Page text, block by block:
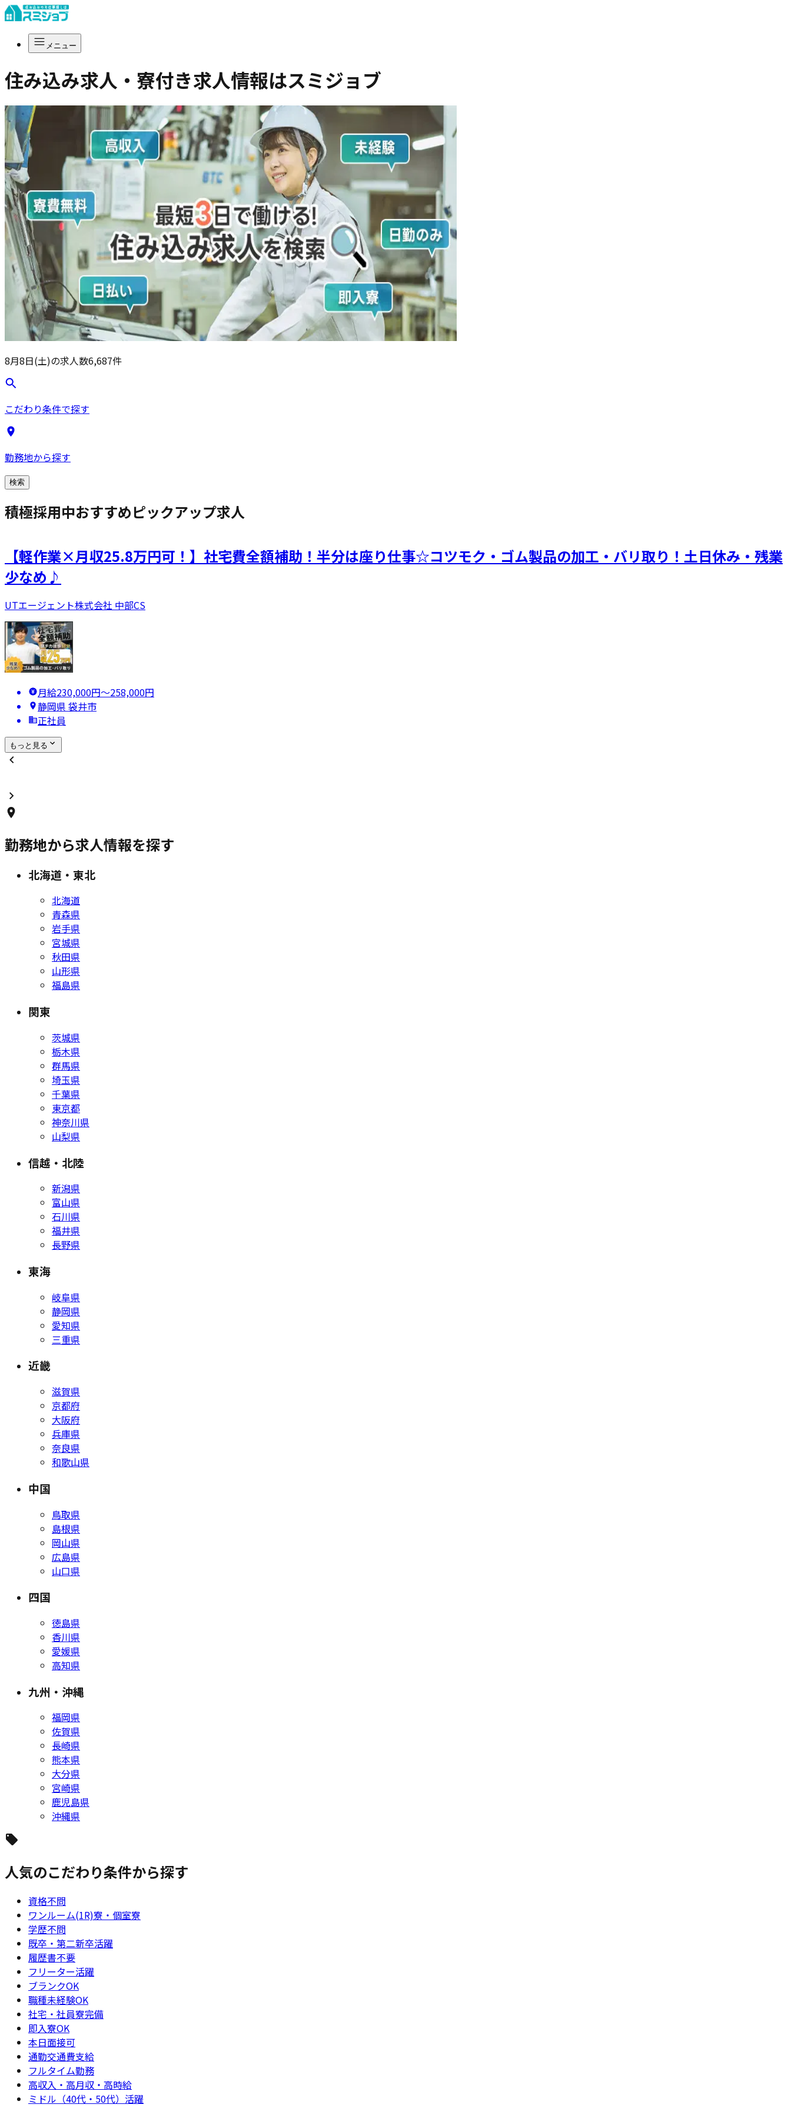
メニュー
住み込み求人・寮付き求人情報はスミジョブ
8月8日(土)の求人数6,687件
こだわり条件で探す
勤務地から探す
検索
積極採用中おすすめピックアップ求人
【軽作業×月収25.8万円可！】社宅費全額補助！半分は座り仕事☆コツモク・ゴム製品の加工・バリ取り！土日休み・残業
少なめ♪
UTエージェント株式会社 中部CS
月給230,000円〜258,000円
静岡県 袋井市
正社員
もっと見る
勤務地から求人情報を探す
北海道・東北
北海道
青森県
岩手県
宮城県
秋田県
山形県
福島県
関東
茨城県
栃木県
群馬県
埼玉県
千葉県
東京都
神奈川県
山梨県
信越・北陸
新潟県
富山県
石川県
福井県
長野県
東海
岐阜県
静岡県
愛知県
三重県
近畿
滋賀県
京都府
大阪府
兵庫県
奈良県
和歌山県
中国
鳥取県
島根県
岡山県
広島県
山口県
四国
徳島県
香川県
愛媛県
高知県
九州・沖縄
福岡県
佐賀県
長崎県
熊本県
大分県
宮崎県
鹿児島県
沖縄県
人気のこだわり条件から探す
資格不問
ワンルーム(1R)寮・個室寮
学歴不問
既卒・第二新卒活躍
履歴書不要
フリーター活躍
ブランクOK
職種未経験OK
社宅・社員寮完備
即入寮OK
本日面接可
通勤交通費支給
フルタイム勤務
高収入・高月収・高時給
ミドル（40代・50代）活躍